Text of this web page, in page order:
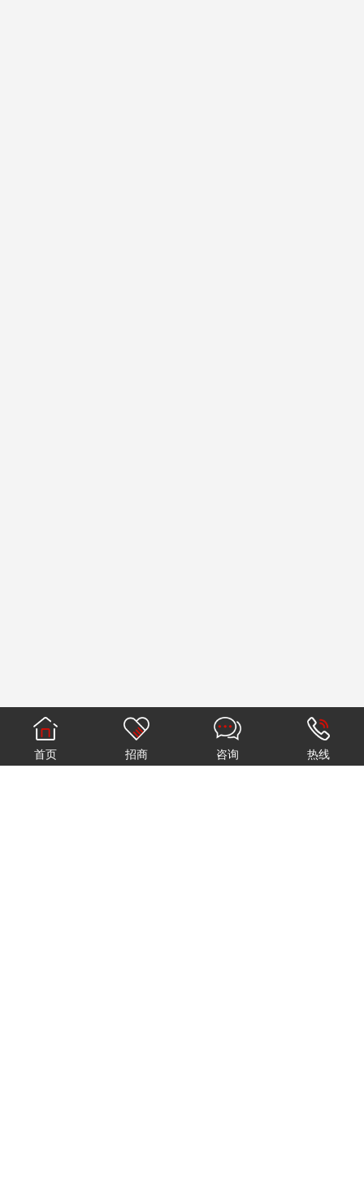
首页 招商 咨询 热线